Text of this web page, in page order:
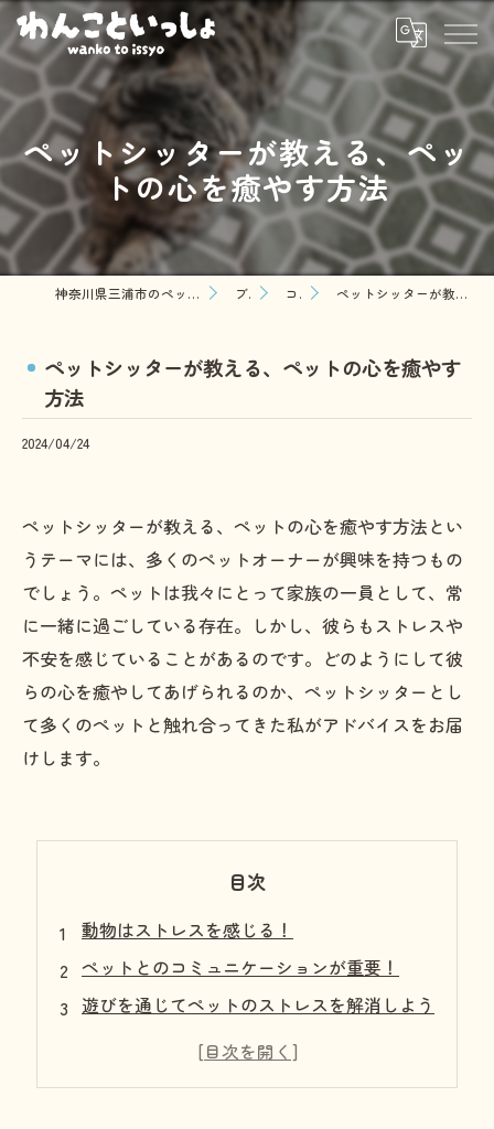
ペットシッターが教える、ペッ
トの心を癒やす方法
神奈川県三浦市のペットシッターならわんこといっしょ ブログ コラム ペットシッターが教える、ペットの心を癒やす方法
ペットシッターが教える、ペットの心を癒やす
方法
2024/04/24
ペットシッターが教える、ペットの心を癒やす方法とい
うテーマには、多くのペットオーナーが興味を持つもの
でしょう。ペットは我々にとって家族の一員として、常
に一緒に過ごしている存在。しかし、彼らもストレスや
不安を感じていることがあるのです。どのようにして彼
らの心を癒やしてあげられるのか、ペットシッターとし
て多くのペットと触れ合ってきた私がアドバイスをお届
けします。
目次
動物はストレスを感じる！
ペットとのコミュニケーションが重要！
遊びを通じてペットのストレスを解消しよう
食事に気を遣ってペットを癒やそう